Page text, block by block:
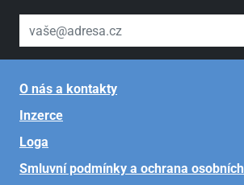
váš email
O nás a kontakty
Inzerce
Loga
Smluvní podmínky a ochrana